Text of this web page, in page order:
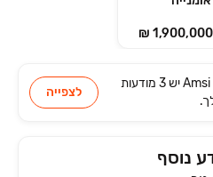
יש
3 מודעות
לצפייה
נוסף